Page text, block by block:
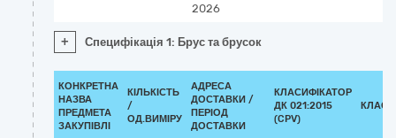
2026
+ Специфікація 1: Брус та брусок
КОНКРЕТНА
НАЗВА
ПРЕДМЕТА
ЗАКУПІВЛІ
КІЛЬКІСТЬ
/
ОД.ВИМІРУ
АДРЕСА
ДОСТАВКИ /
ПЕРІОД
ДОСТАВКИ
КЛАСИФІКАТОР
ДК 021:2015
(CPV)